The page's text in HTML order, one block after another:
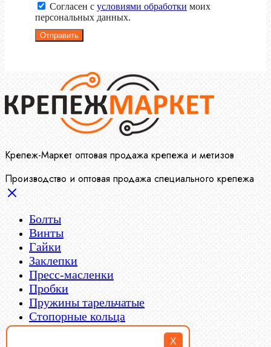
X
Согласен с условиями обработки моих
персональных данных.
Отправить
Крепеж-Маркет оптовая продажа крепежа и метизов
Производство и оптовая продажа специального крепежа
Болты
Винты
Гайки
Заклепки
Пресс-масленки
Пробки
Пружины тарельчатые
Стопорные кольца
Такелаж